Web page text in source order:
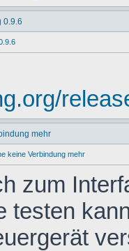
0.9.6
mehr
keine Verbindung mehr
zum
testen